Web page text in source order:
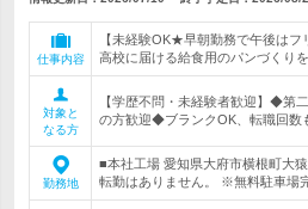
仕事内容
【未経験OK★早朝勤務で午後はフ
高校に届ける給食用のパンづくり
対象と
なる方
【学歴不問・未経験者歓迎】◆第
の方歓迎◆ブランクOK、転職回
勤務地
■本社工場 愛知県大府市横根町大
転勤はありません。 ※無料駐車場